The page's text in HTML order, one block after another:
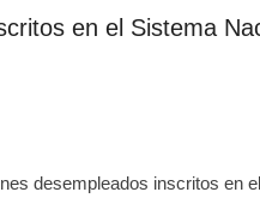
en el Sistema
desempleados inscritos en